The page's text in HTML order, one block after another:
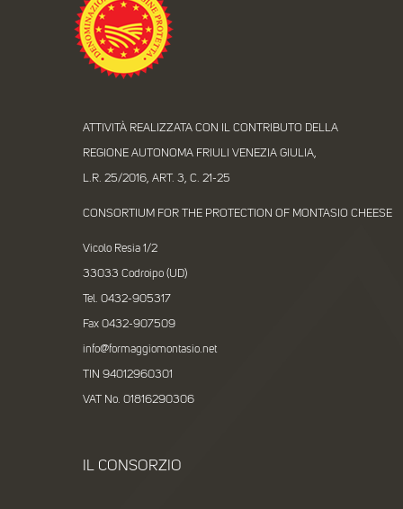
ATTIVITÀ REALIZZATA CON IL CONTRIBUTO DELLA
REGIONE AUTONOMA FRIULI VENEZIA GIULIA,
L.R. 25/2016, ART. 3, C. 21-25
CONSORTIUM FOR THE PROTECTION OF MONTASIO CHEESE
Vicolo Resia 1/2
33033 Codroipo (UD)
Tel. 0432-905317
Fax 0432-907509
info@formaggiomontasio.net
TIN 94012960301
VAT No. 01816290306
IL CONSORZIO